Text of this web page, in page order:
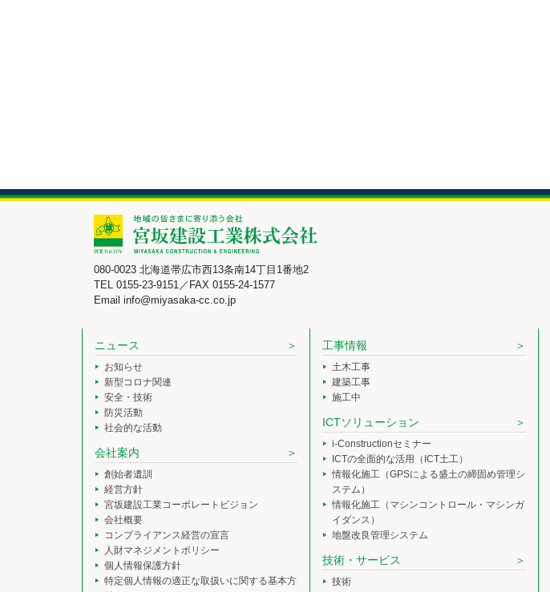
080-0023 北海道帯広市西13条南14丁目1番地2
TEL 0155-23-9151／FAX 0155-24-1577
Email info@miyasaka-cc.co.jp
ニュース
お知らせ
新型コロナ関連
安全・技術
防災活動
社会的な活動
会社案内
創始者遺訓
経営方針
宮坂建設工業コーポレートビジョン
会社概要
コンプライアンス経営の宣言
人財マネジメントポリシー
個人情報保護方針
特定個人情報の適正な取扱いに関する基本方
工事情報
土木工事
建築工事
施工中
ICTソリューション
i-Constructionセミナー
ICTの全面的な活用（ICT土工）
情報化施工（GPSによる盛土の締固め管理シ
ステム）
情報化施工（マシンコントロール・マシンガ
イダンス）
地盤改良管理システム
技術・サービス
技術